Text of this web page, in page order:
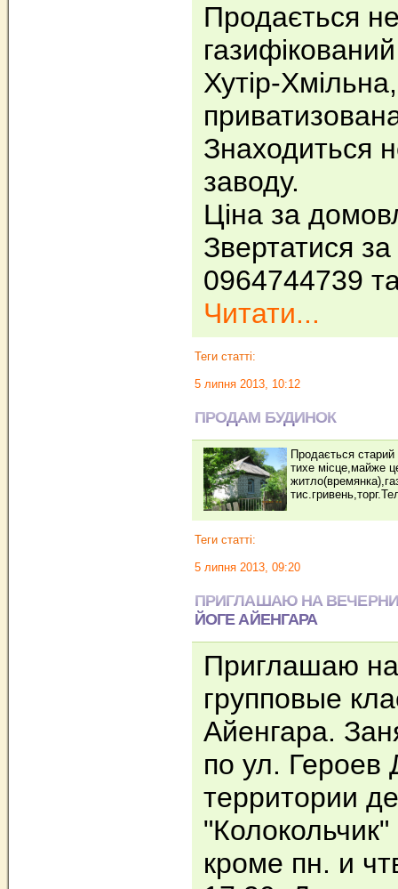
Продається
Хутір-
Знаходиться
заводу.
Ціна за
Звертатися
0964744739
Читати...
Теги статті:
5 липня 2013, 10:12
ПРОДАМ БУДИНОК
Продається
тихе місце,майже
Теги статті:
5 липня 2013, 09:20
ПРИГЛАШАЮ НА
ЙОГЕ АЙЕНГАРА
Приглашаю
групповые
Айенгара.
по ул. Героев
территории
кроме пн. и